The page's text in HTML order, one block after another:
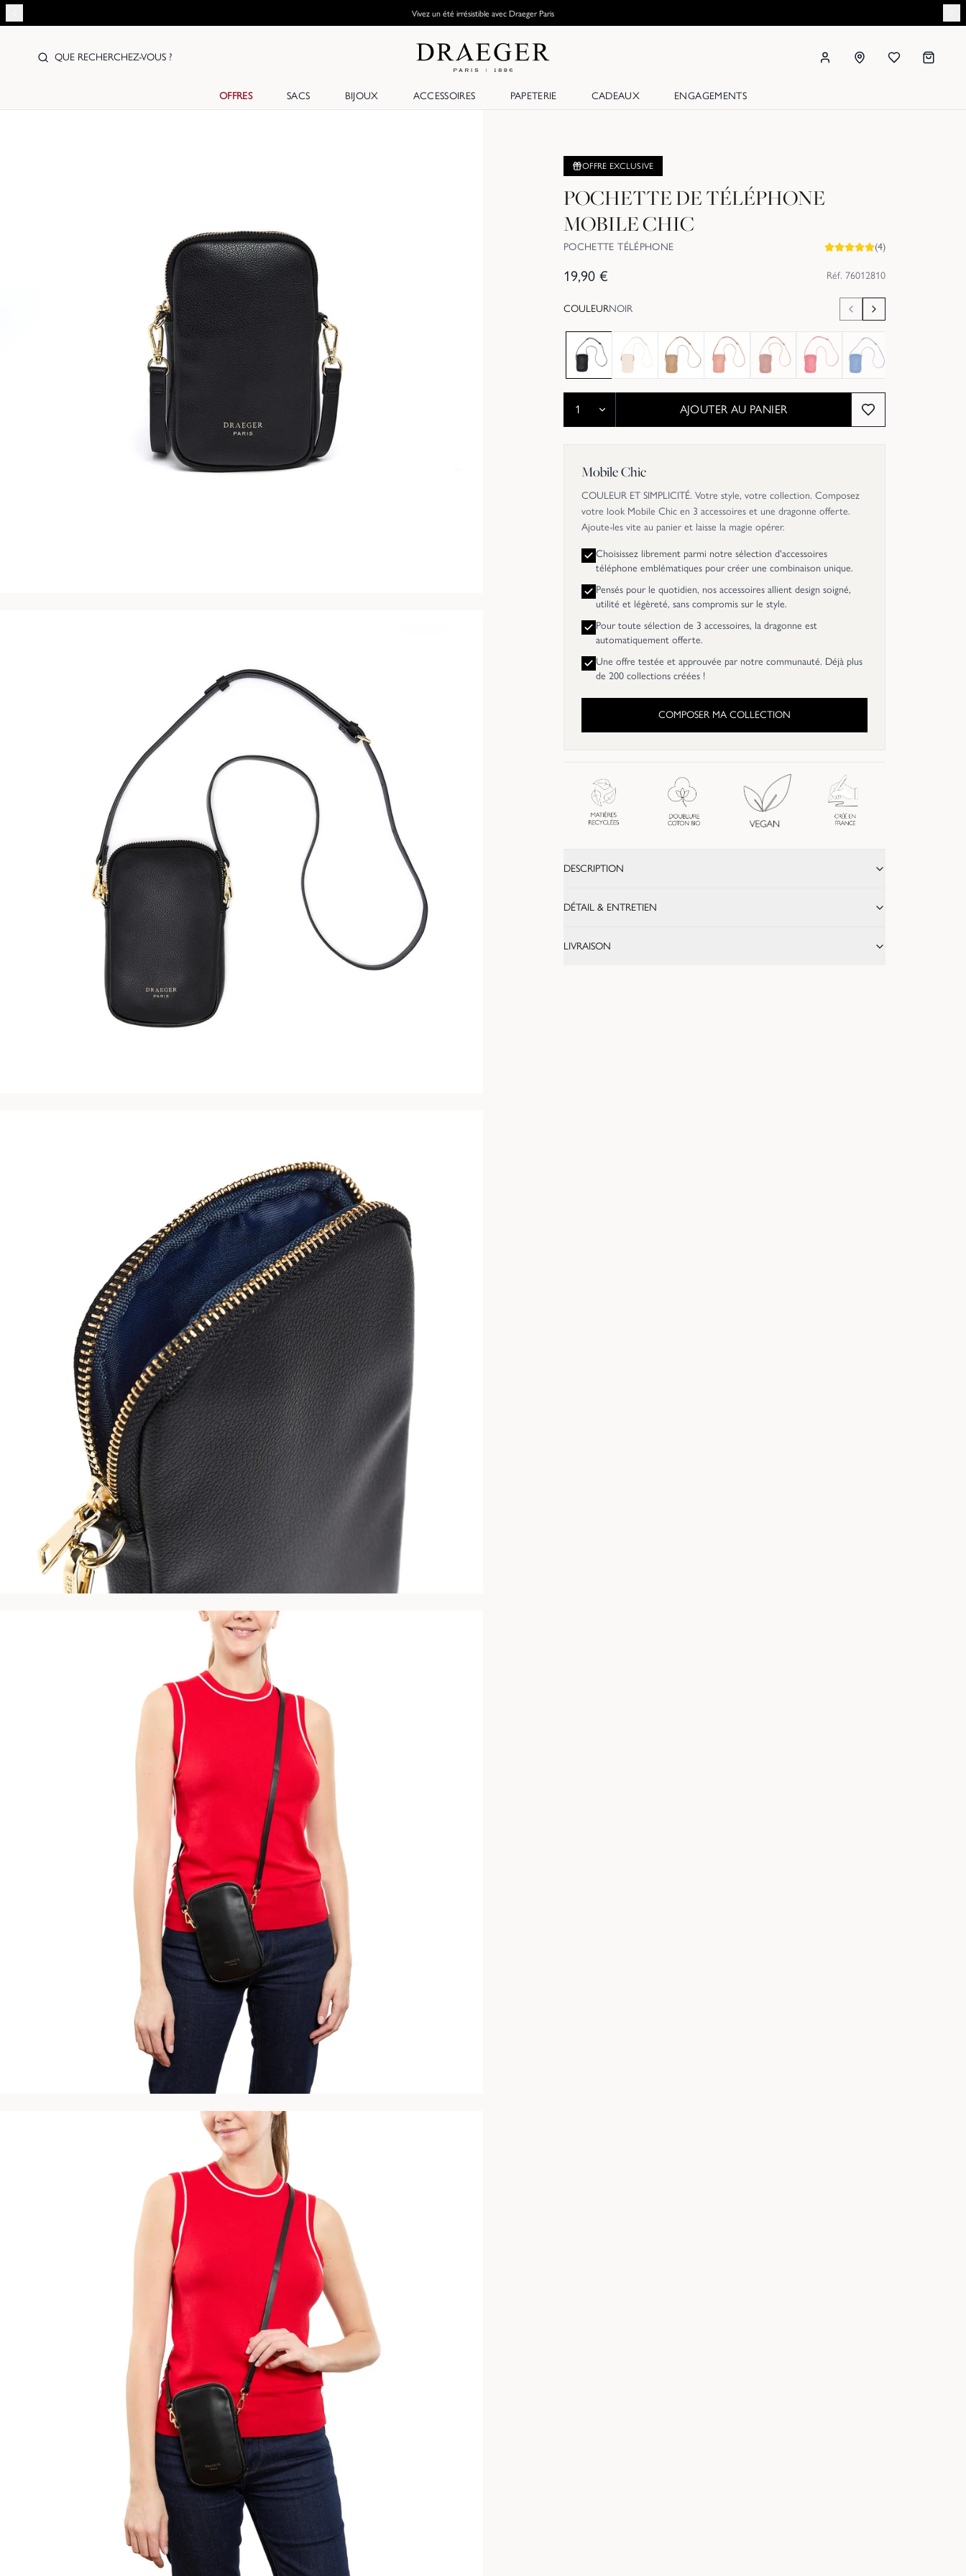
Vivez un été irrésistible avec Draeger Paris
QUE RECHERCHEZ-VOUS ?
OFFRES SACS BIJOUX ACCESSOIRES PAPETERIE CADEAUX ENGAGEMENTS
OFFRE EXCLUSIVE
POCHETTE DE TÉLÉPHONE
MOBILE CHIC
POCHETTE TÉLÉPHONE (4)
19,90 € Réf. 76012810
COULEURNOIR
AJOUTER AU PANIER
Mobile Chic
COULEUR ET SIMPLICITÉ. Votre style, votre collection. Composez
votre look Mobile Chic en 3 accessoires et une dragonne offerte.
Ajoute-les vite au panier et laisse la magie opérer.
Choisissez librement parmi notre sélection d'accessoires
téléphone emblématiques pour créer une combinaison unique.
Pensés pour le quotidien, nos accessoires allient design soigné,
utilité et légèreté, sans compromis sur le style.
Pour toute sélection de 3 accessoires, la dragonne est
automatiquement offerte.
Une offre testée et approuvée par notre communauté. Déjà plus
de 200 collections créées !
COMPOSER MA COLLECTION
DESCRIPTION
DÉTAIL & ENTRETIEN
LIVRAISON